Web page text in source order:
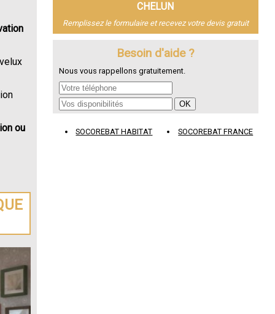
ou
CHELUN
Remplissez le formulaire et recevez votre devis gratuit
Besoin d'aide ?
Nous vous rappellons gratuitement.
SOCOREBAT HABITAT SOCOREBAT FRANCE